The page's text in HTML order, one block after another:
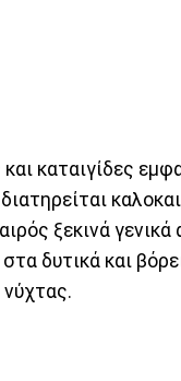
καταιγίδες
ξεκινά
δυτικά και
νύχτας.